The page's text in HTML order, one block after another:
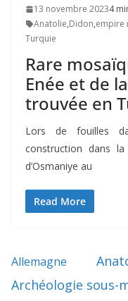
13 novembre 20234
Anatolie,Didon,empire
Turquie
Rare
Enée et de
trouvée en
Lors de fouilles
construction dans
d’Osmaniye au
Read More
Allemagne
Archéologie sous-